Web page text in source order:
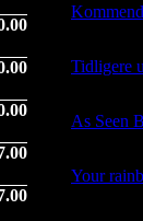
Tidligere
As Seen
Your